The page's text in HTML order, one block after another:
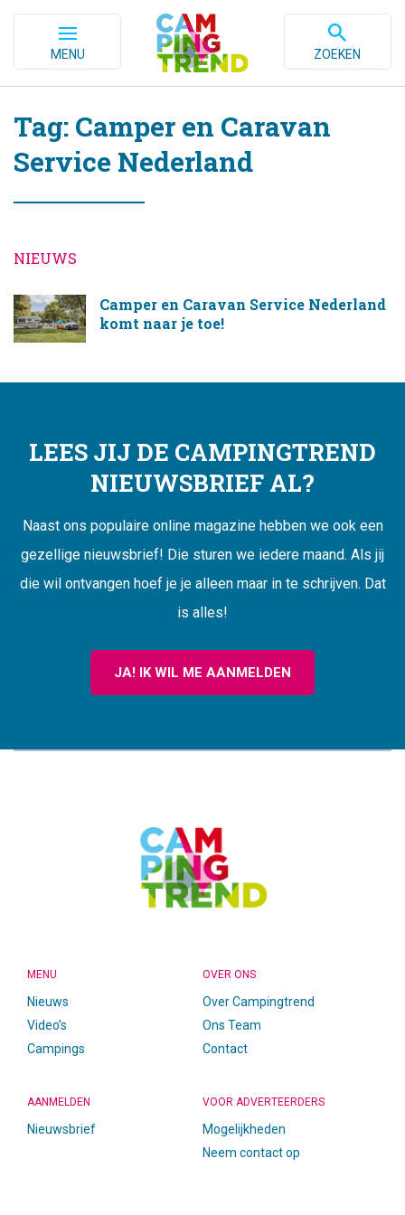
MENU ZOEKEN
Tag: Camper en Caravan
Service Nederland
NIEUWS
Camper en Caravan Service Nederland
komt naar je toe!
LEES JIJ DE CAMPINGTREND
NIEUWSBRIEF AL?
Naast ons populaire online magazine hebben we ook een
gezellige nieuwsbrief! Die sturen we iedere maand. Als jij
die wil ontvangen hoef je je alleen maar in te schrijven. Dat
is alles!
JA! IK WIL ME AANMELDEN
MENU
Nieuws
Video’s
Campings
OVER ONS
Over Campingtrend
Ons Team
Contact
AANMELDEN
Nieuwsbrief
VOOR ADVERTEERDERS
Mogelijkheden
Neem contact op